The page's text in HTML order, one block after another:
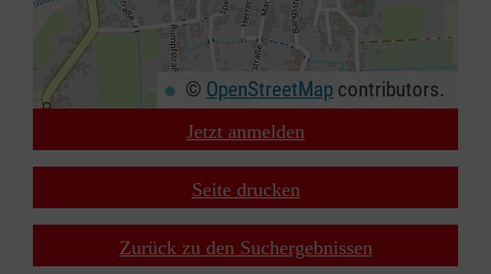
© OpenStreetMap contributors.
Jetzt anmelden
Seite drucken
Zurück zu den Suchergebnissen